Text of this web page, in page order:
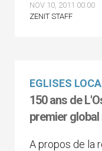
NOV 10, 2011 00:00
ZENIT STAFF
EGLISES
150 ans de
premier
A propos de la